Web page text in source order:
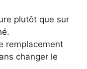
plutôt que sur
remplacement
changer le